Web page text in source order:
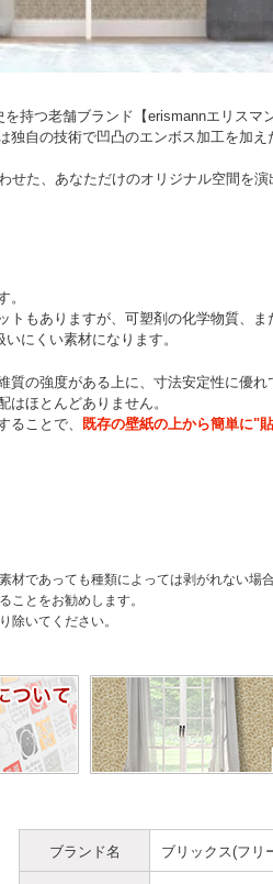
持つ老舗ブランド【erismannエリスマ
独自の技術で凹凸のエンボス加工を加
た、あなただけのオリジナル空間を演
。
トもありますが、可塑剤の化学物質、
にくい素材になります。
質の強度がある上に、寸法安定性に優
ほとんどありません。
ることで、 既存の壁紙の上から簡単に"
であっても種類によっては剥がれない場合
ことをお勧めします。
除いてください。
ブランド名 ブリックス(フリ